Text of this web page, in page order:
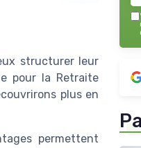
structurer leur
pour la Retraite
plus en
permettent